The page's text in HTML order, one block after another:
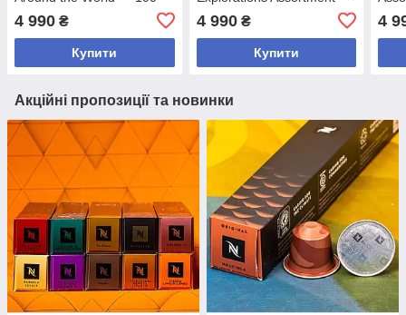
4 990 ₴
Купити
4 990₴
Купити
4
Акційні пропозиції та новинки